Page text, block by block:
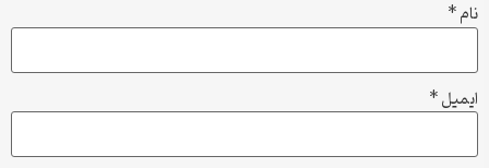
نام*
ایمیل*